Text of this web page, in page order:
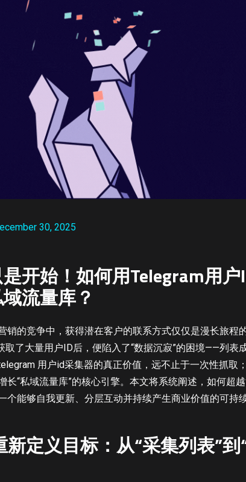
30, 2025
开始！如何用Telegram用
流量库？
销的竞争中，获得潜在客户的联系方式仅仅是漫长旅程
取了大量用户ID后，便陷入了“数据沉寂”的困境——列表
用户id采集器的真正价值，远不止于一次性抓取
长“私域流量库”的核心引擎。本文将系统阐述，如何超
个能够自我更新、分层互动并持续产生商业价值的可持
新定义目标：从“采集列表”